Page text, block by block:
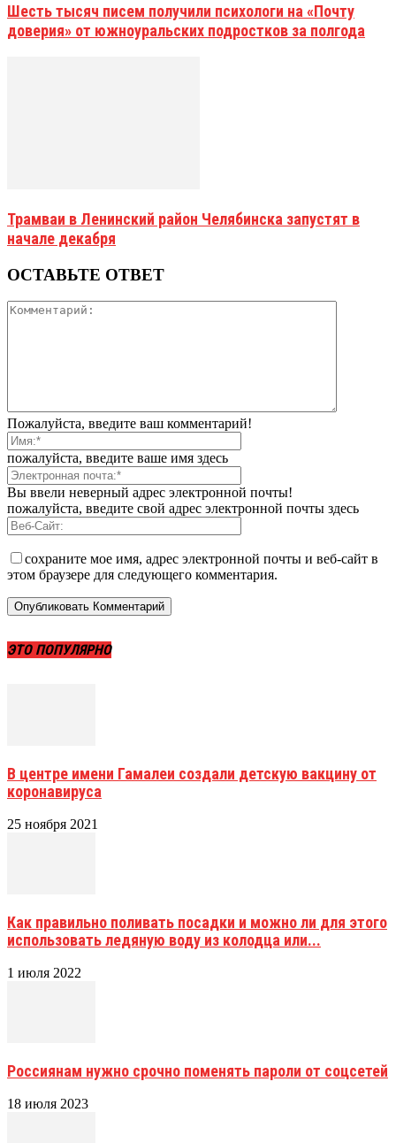
Шесть тысяч писем получили психологи на «Почту
доверия» от южноуральских подростков за полгода
Трамваи в Ленинский район Челябинска запустят в
начале декабря
ОСТАВЬТЕ ОТВЕТ
Пожалуйста, введите ваш комментарий!
пожалуйста, введите ваше имя здесь
Вы ввели неверный адрес электронной почты!
пожалуйста, введите свой адрес электронной почты здесь
сохраните мое имя, адрес электронной почты и веб-сайт в
этом браузере для следующего комментария.
ЭТО ПОПУЛЯРНО
В центре имени Гамалеи создали детскую вакцину от
коронавируса
25 ноября 2021
Как правильно поливать посадки и можно ли для этого
использовать ледяную воду из колодца или...
1 июля 2022
Россиянам нужно срочно поменять пароли от соцсетей
18 июля 2023